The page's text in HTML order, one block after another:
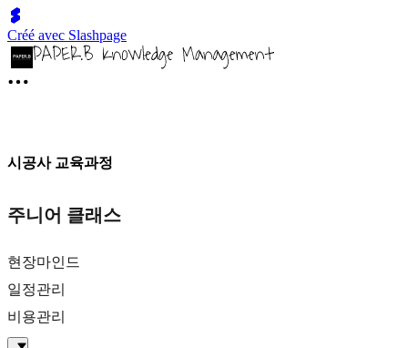
Créé avec Slashpage
시공사 교육과정
주니어 클래스
현장마인드
일정관리
비용관리